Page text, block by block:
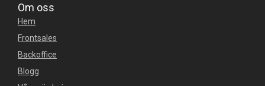
Om oss
Hem
Frontsales
Backoffice
Blogg